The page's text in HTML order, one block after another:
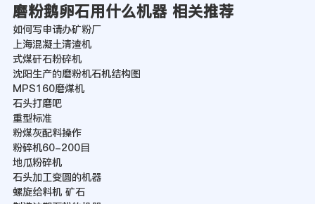
磨粉鹅卵石用什么机器 相关推荐
如何写申请办矿粉厂
上海混凝土清渣机
式煤矸石粉碎机
沈阳生产的磨粉机石机结构图
MPS160磨煤机
石头打磨吧
重型标准
粉煤灰配料操作
粉碎机60-200目
地瓜粉碎机
石头加工变圆的机器
螺旋给料机 矿石